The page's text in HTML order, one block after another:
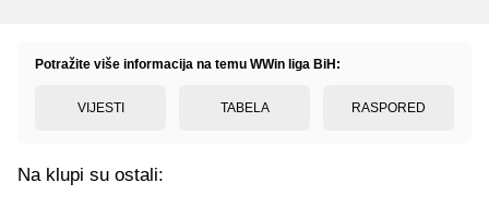
Potražite više informacija na temu WWin liga BiH:
VIJESTI TABELA RASPORED
Na klupi su ostali: